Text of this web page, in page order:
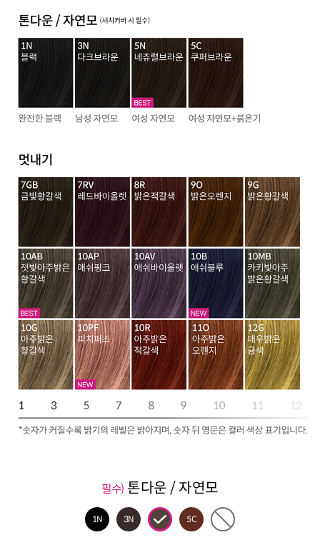
필수) 톤다운 / 자연모
1N 3N 5C